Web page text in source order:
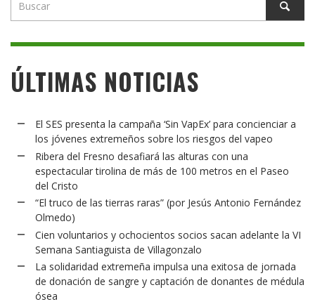
ÚLTIMAS NOTICIAS
El SES presenta la campaña ‘Sin VapEx’ para concienciar a
los jóvenes extremeños sobre los riesgos del vapeo
Ribera del Fresno desafiará las alturas con una
espectacular tirolina de más de 100 metros en el Paseo
del Cristo
“El truco de las tierras raras” (por Jesús Antonio Fernández
Olmedo)
Cien voluntarios y ochocientos socios sacan adelante la VI
Semana Santiaguista de Villagonzalo
La solidaridad extremeña impulsa una exitosa de jornada
de donación de sangre y captación de donantes de médula
ósea